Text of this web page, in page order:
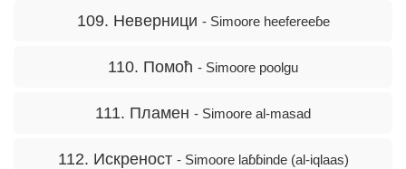
109. Неверници - Simoore heefereeɓe
110. Помоћ - Simoore poolgu
111. Пламен - Simoore al-masad
112. Искреност - Simoore laɓɓinde (al-iqlaas)